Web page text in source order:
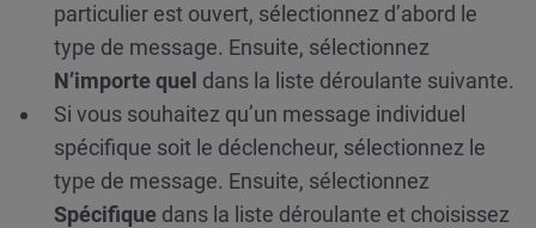
particulier est ouvert, sélectionnez d’abord le
type de message. Ensuite, sélectionnez
N’importe quel dans la liste déroulante suivante.
Si vous souhaitez qu’un message individuel
spécifique soit le déclencheur, sélectionnez le
type de message. Ensuite, sélectionnez
Spécifique dans la liste déroulante et choisissez